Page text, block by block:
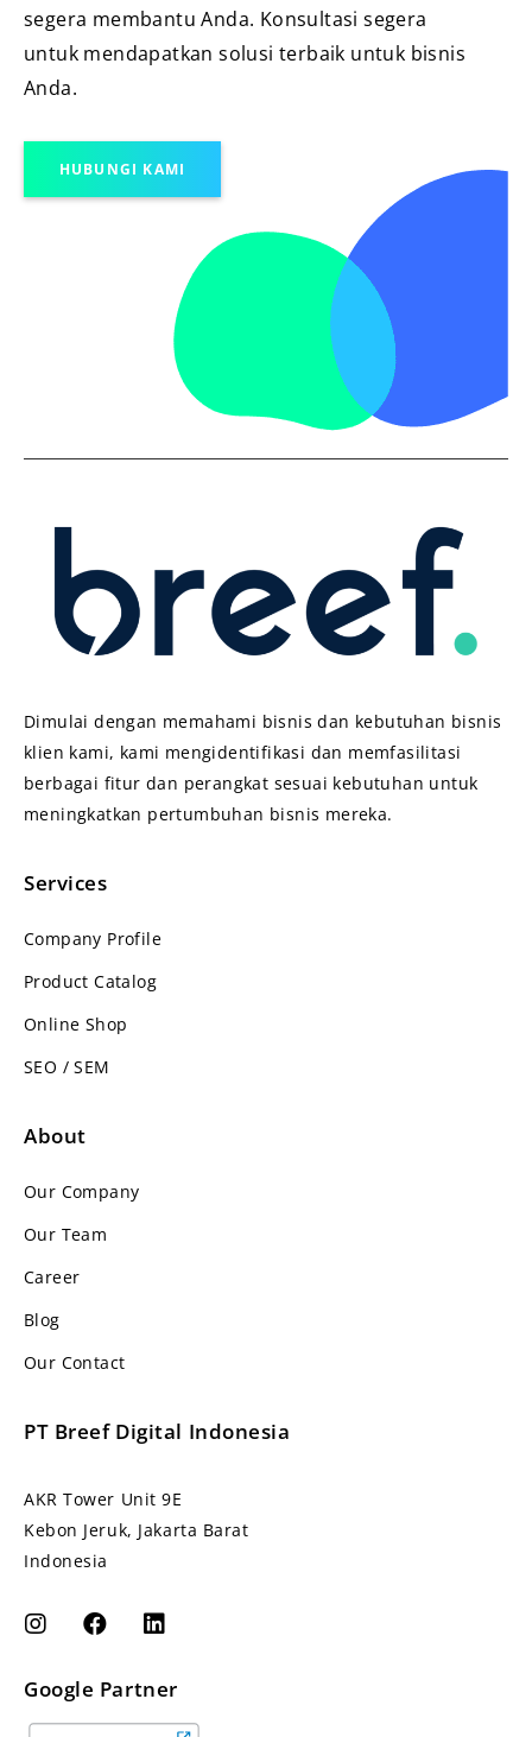
segera membantu Anda. Konsultasi segera
untuk mendapatkan solusi terbaik untuk bisnis
Anda.
HUBUNGI KAMI
Dimulai dengan memahami bisnis dan kebutuhan bisnis
klien kami, kami mengidentifikasi dan memfasilitasi
berbagai fitur dan perangkat sesuai kebutuhan untuk
meningkatkan pertumbuhan bisnis mereka.
Services
Company Profile
Product Catalog
Online Shop
SEO / SEM
About
Our Company
Our Team
Career
Blog
Our Contact
PT Breef Digital Indonesia
AKR Tower Unit 9E
Kebon Jeruk, Jakarta Barat
Indonesia
Google Partner